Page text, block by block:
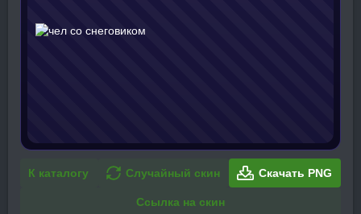
К каталогу Случайный скин Скачать PNG
Ссылка на скин